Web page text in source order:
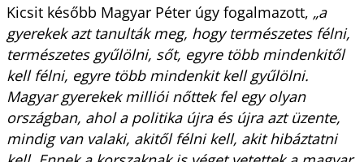
Kicsit később Magyar Péter úgy fogalmazott, „a
gyerekek azt tanulták meg, hogy természetes félni,
természetes gyűlölni, sőt, egyre több mindenkitől
kell félni, egyre több mindenkit kell gyűlölni.
Magyar gyerekek milliói nőttek fel egy olyan
országban, ahol a politika újra és újra azt üzente,
mindig van valaki, akitől félni kell, akit hibáztatni